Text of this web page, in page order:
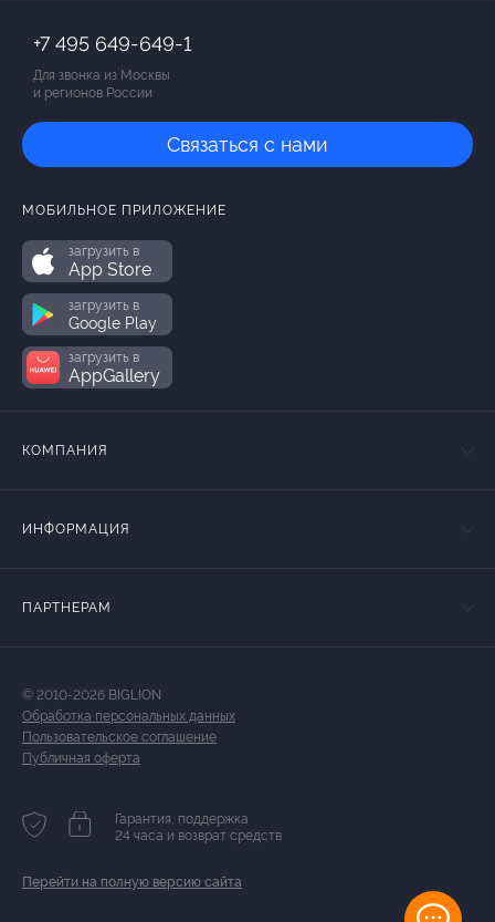
+7 495 649-649-1
Для звонка из Москвы
и регионов России
Связаться с нами
МОБИЛЬНОЕ ПРИЛОЖЕНИЕ
загрузить в
App Store
загрузить в
Google Play
загрузить в
AppGallery
КОМПАНИЯ
ИНФОРМАЦИЯ
ПАРТНЕРАМ
© 2010-2026 BIGLION
Обработка персональных данных
Пользовательское соглашение
Публичная оферта
Гарантия, поддержка
24 часа и возврат средств
Перейти на полную версию сайта